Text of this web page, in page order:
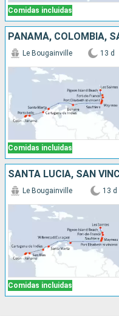
Comidas incluidas
Comidas incluidas
Le Bougainville 13 d
Comidas incluidas
Le Bougainville 13 d